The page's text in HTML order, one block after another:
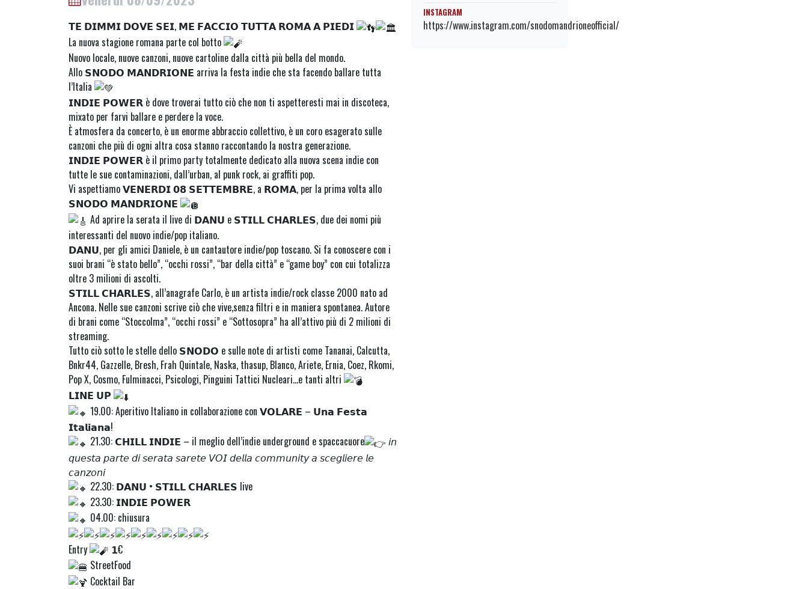
𝗧𝗘 𝗗𝗜𝗠𝗠𝗜 𝗗𝗢𝗩𝗘 𝗦𝗘𝗜, 𝗠𝗘 𝗙𝗔𝗖𝗖𝗜𝗢 𝗧𝗨𝗧𝗧𝗔 𝗥𝗢𝗠𝗔 𝗔 𝗣𝗜𝗘𝗗𝗜
La nuova stagione romana parte col botto
Nuovo locale, nuove canzoni, nuove cartoline dalla città più bella del mondo.
Allo 𝗦𝗡𝗢𝗗𝗢 𝗠𝗔𝗡𝗗𝗥𝗜𝗢𝗡𝗘 arriva la festa indie che sta facendo ballare tutta
l’Italia
𝗜𝗡𝗗𝗜𝗘 𝗣𝗢𝗪𝗘𝗥 è dove troverai tutto ciò che non ti aspetteresti mai in discoteca,
mixato per farvi ballare e perdere la voce.
È atmosfera da concerto, è un enorme abbraccio collettivo, è un coro esagerato sulle
canzoni che più di ogni altra cosa stanno raccontando la nostra generazione.
𝗜𝗡𝗗𝗜𝗘 𝗣𝗢𝗪𝗘𝗥 è il primo party totalmente dedicato alla nuova scena indie con
tutte le sue contaminazioni, dall’urban, al punk rock, ai graffiti pop.
Vi aspettiamo 𝗩𝗘𝗡𝗘𝗥𝗗𝗜 𝟬𝟴 𝗦𝗘𝗧𝗧𝗘𝗠𝗕𝗥𝗘, a 𝗥𝗢𝗠𝗔, per la prima volta allo
𝗦𝗡𝗢𝗗𝗢 𝗠𝗔𝗡𝗗𝗥𝗜𝗢𝗡𝗘
Ad aprire la serata il live di 𝗗𝗔𝗡𝗨 e 𝗦𝗧𝗜𝗟𝗟 𝗖𝗛𝗔𝗥𝗟𝗘𝗦, due dei nomi più
interessanti del nuovo indie/pop italiano.
𝗗𝗔𝗡𝗨, per gli amici Daniele, è un cantautore indie/pop toscano. Si fa conoscere con i
suoi brani “è stato bello”, “occhi rossi”, “bar della città” e “game boy” con cui totalizza
oltre 3 milioni di ascolti.
𝗦𝗧𝗜𝗟𝗟 𝗖𝗛𝗔𝗥𝗟𝗘𝗦, all’anagrafe Carlo, è un artista indie/rock classe 2000 nato ad
Ancona. Nelle sue canzoni scrive ciò che vive,senza filtri e in maniera spontanea. Autore
di brani come “Stoccolma”, “occhi rossi” e “Sottosopra” ha all’attivo più di 2 milioni di
streaming.
Tutto ciò sotto le stelle dello 𝗦𝗡𝗢𝗗𝗢 e sulle note di artisti come Tananai, Calcutta,
Bnkr44, Gazzelle, Bresh, Frah Quintale, Naska, thasup, Blanco, Ariete, Ernia, Coez, Rkomi,
Pop X, Cosmo, Fulminacci, Psicologi, Pinguini Tattici Nucleari…e tanti altri
𝗟𝗜𝗡𝗘 𝗨𝗣
19.00: Aperitivo Italiano in collaborazione con 𝗩𝗢𝗟𝗔𝗥𝗘 – 𝗨𝗻𝗮 𝗙𝗲𝘀𝘁𝗮
𝗜𝘁𝗮𝗹𝗶𝗮𝗻𝗮!
21.30: 𝗖𝗛𝗜𝗟𝗟 𝗜𝗡𝗗𝗜𝗘 – il meglio dell’indie underground e spaccacuore
𝘪𝘯
𝘲𝘶𝘦𝘴𝘵𝘢 𝘱𝘢𝘳𝘵𝘦 𝘥𝘪 𝘴𝘦𝘳𝘢𝘵𝘢 𝘴𝘢𝘳𝘦𝘵𝘦 𝘝𝘖𝘐 𝘥𝘦𝘭𝘭𝘢 𝘤𝘰𝘮𝘮𝘶𝘯𝘪𝘵𝘺 𝘢 𝘴𝘤𝘦𝘨𝘭𝘪𝘦𝘳𝘦 𝘭𝘦
𝘤𝘢𝘯𝘻𝘰𝘯𝘪
22.30: 𝗗𝗔𝗡𝗨 • 𝗦𝗧𝗜𝗟𝗟 𝗖𝗛𝗔𝗥𝗟𝗘𝗦 live
23.30: 𝗜𝗡𝗗𝗜𝗘 𝗣𝗢𝗪𝗘𝗥
04.00: chiusura
Entry
𝟭€
StreetFood
Cocktail Bar
INSTAGRAM
https://www.instagram.com/snodomandrioneofficial/